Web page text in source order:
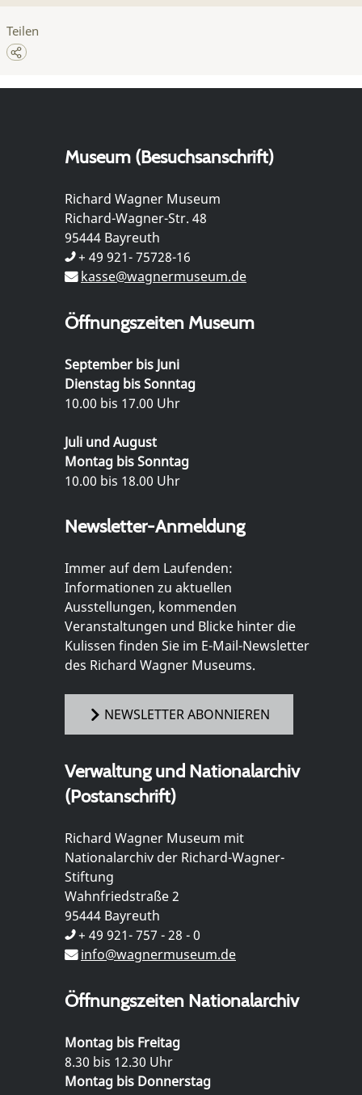
Teilen
Museum (Besuchsanschrift)
Richard Wagner Museum
Richard-Wagner-Str. 48
95444 Bayreuth
+ 49 921- 75728-16
kasse@wagnermuseum.de
Öffnungszeiten Museum
September bis Juni
Dienstag bis Sonntag
10.00 bis 17.00 Uhr
Juli und August
Montag bis Sonntag
10.00 bis 18.00 Uhr
Newsletter-Anmeldung
Immer auf dem Laufenden:
Informationen zu aktuellen
Ausstellungen, kommenden
Veranstaltungen und Blicke hinter die
Kulissen finden Sie im E-Mail-Newsletter
des Richard Wagner Museums.
NEWSLETTER ABONNIEREN
Verwaltung und Nationalarchiv
(Postanschrift)
Richard Wagner Museum mit
Nationalarchiv der Richard-Wagner-
Stiftung
Wahnfriedstraße 2
95444 Bayreuth
+ 49 921- 757 - 28 - 0
info@wagnermuseum.de
Öffnungszeiten Nationalarchiv
Montag bis Freitag
8.30 bis 12.30 Uhr
Montag bis Donnerstag